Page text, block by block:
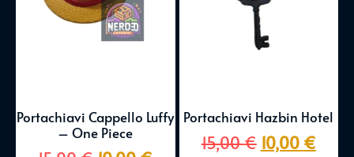
Portachiavi Cappello Luffy
– One Piece
Portachiavi Hazbin Hotel
15,00€ 10,00 €